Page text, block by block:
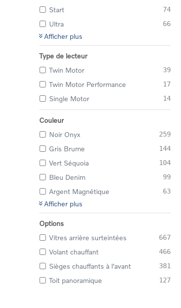
Start 74
Ultra 66
Afficher plus
Type de lecteur
Twin Motor
39
Twin Motor Performance 17
Single Motor 14
Couleur
Noir Onyx
259
Gris Brume 144
Vert Séquoia 104
Bleu Denim 99
Argent Magnétique 63
Afficher plus
Options
Vitres arrière surteintées
667
Volant chauffant 466
Sièges chauffants à l'avant 381
Toit panoramique 127